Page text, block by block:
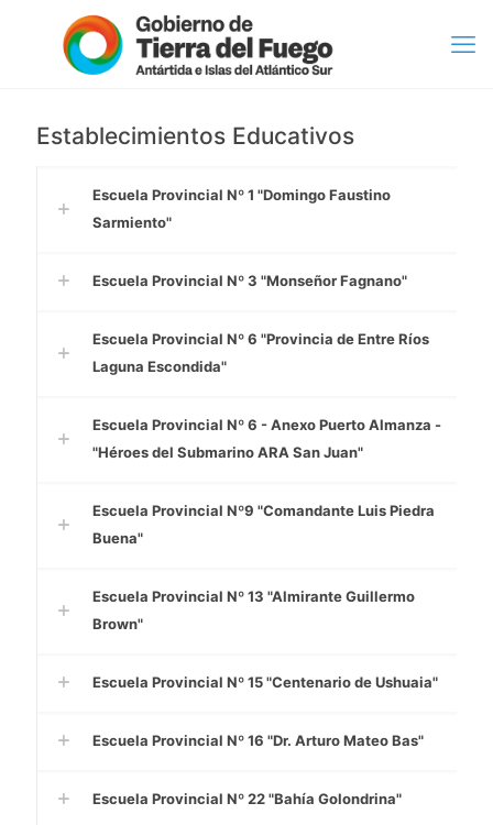
Establecimientos Educativos
Escuela Provincial Nº 1 "Domingo Faustino
Sarmiento"
Escuela Provincial Nº 3 "Monseñor Fagnano"
Escuela Provincial Nº 6 "Provincia de Entre Ríos
Laguna Escondida"
Escuela Provincial Nº 6 - Anexo Puerto Almanza -
"Héroes del Submarino ARA San Juan"
Escuela Provincial Nº9 "Comandante Luis Piedra
Buena"
Escuela Provincial Nº 13 "Almirante Guillermo
Brown"
Escuela Provincial Nº 15 "Centenario de Ushuaia"
Escuela Provincial Nº 16 "Dr. Arturo Mateo Bas"
Escuela Provincial Nº 22 "Bahía Golondrina"